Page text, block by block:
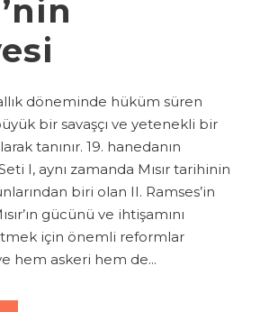
döneminde hüküm süren
bir savaşçı ve yetenekli bir
tanınır. 19. hanedanın
I, aynı zamanda Mısır tarihinin
biri olan II. Ramses’in
gücünü ve ihtişamını
için önemli reformlar
hem askeri hem de...